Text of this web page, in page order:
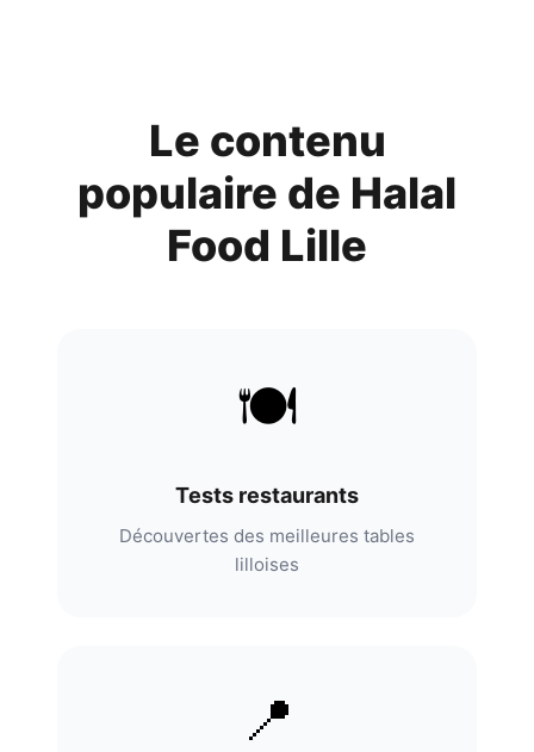
Le contenu
populaire de Halal
Food Lille
🍽️
Tests restaurants
Découvertes des meilleures tables
lilloises
📍